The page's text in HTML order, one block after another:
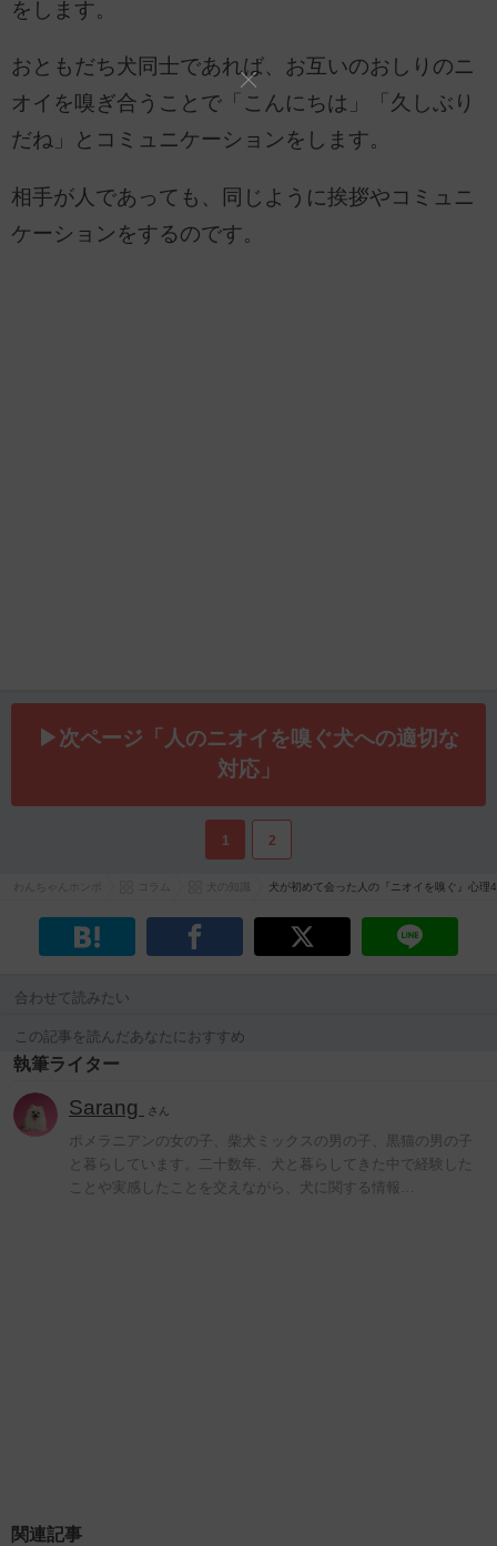
をします。
おともだち犬同士であれば、お互いのおしりのニ
オイを嗅ぎ合うことで「こんにちは」「久しぶり
だね」とコミュニケーションをします。
相手が人であっても、同じように挨拶やコミュニ
ケーションをするのです。
▶次ページ「人のニオイを嗅ぐ犬への適切な
対応」
1 2
犬が初めて会った人の『ニオイを嗅ぐ』心
合わせて読みたい
この記事を読んだあなたにおすすめ
執筆ライター
Sarang さん
ポメラニアンの女の子、柴犬ミックスの男の子、黒猫の男の子
と暮らしています。二十数年、犬と暮らしてきた中で経験した
ことや実感したことを交えながら、犬に関する情報…
関連記事